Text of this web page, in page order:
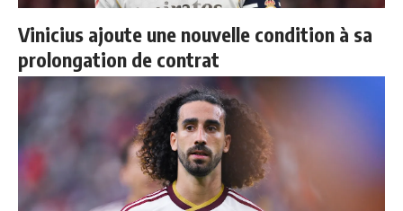
Vinicius ajoute une nouvelle condition à sa
prolongation de contrat